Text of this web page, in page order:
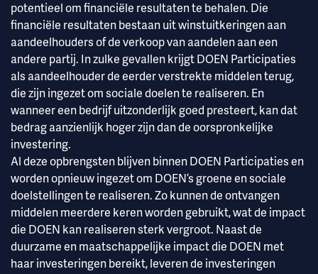
potentieel om financiële resultaten te behalen. Die
financiële resultaten bestaan uit winstuitkeringen aan
aandeelhouders of de verkoop van aandelen aan een
andere partij. In zulke gevallen krijgt DOEN Participaties
als aandeelhouder de eerder verstrekte middelen terug,
die zijn ingezet om sociale doelen te realiseren. En
wanneer een bedrijf uitzonderlijk goed presteert, kan dat
bedrag aanzienlijk hoger zijn dan de oorspronkelijke
investering.
Al deze opbrengsten blijven binnen DOEN Participaties en
worden opnieuw ingezet om DOEN’s groene en sociale
doelstellingen te realiseren. Zo kunnen de ontvangen
middelen meerdere keren worden gebruikt, wat de impact
die DOEN kan realiseren sterk vergroot. Naast de
duurzame en maatschappelijke impact die DOEN met
haar investeringen bereikt, leveren de investeringen